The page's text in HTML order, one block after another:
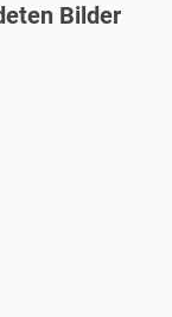
Bilder